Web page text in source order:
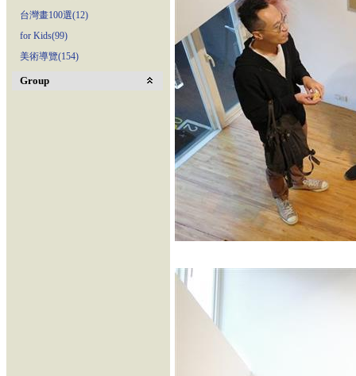
台灣畫100選(12)
for Kids(99)
美術導覽(154)
Group